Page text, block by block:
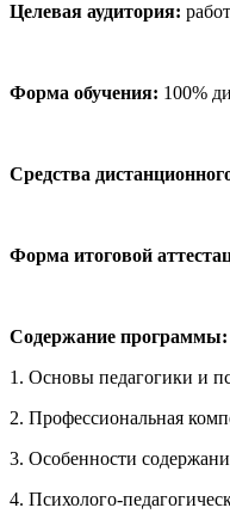
Целевая аудитория:
Форма обучения: 100%
Средства
Форма итоговой
Содержание программы:
1. Основы педагогики и
2. Профессиональная
3. Особенности
4. Психолого-